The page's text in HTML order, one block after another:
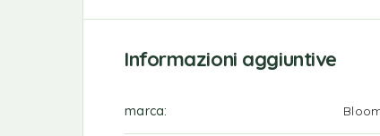
Informazioni aggiuntive
marca